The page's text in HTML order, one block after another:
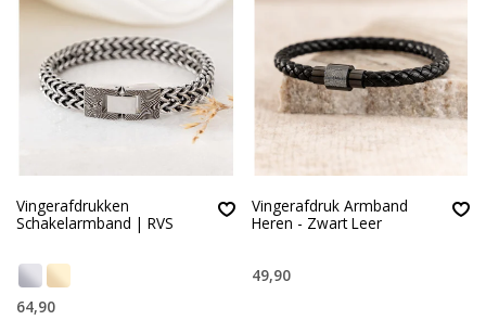
Vingerafdrukken
Schakelarmband | RVS
64,90
Vingerafdruk Armband
Heren - Zwart Leer
49,90